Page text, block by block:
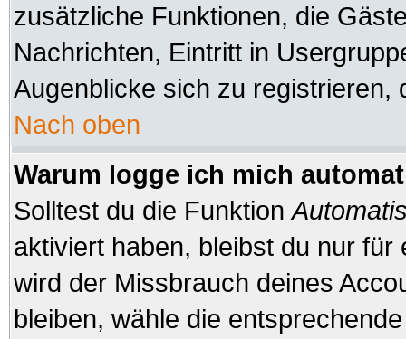
zusätzliche Funktionen, die
Nachrichten, Eintritt in
Augenblicke sich zu registrieren,
Nach oben
Warum logge ich mich
Solltest du die Funktion
aktiviert haben, bleibst du nur
wird der Missbrauch deines
bleiben, wähle die